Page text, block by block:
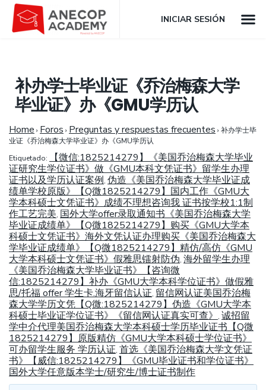
INICIAR SESIÓN
补办学士毕业证《乔治梅森大学
毕业证》办《GMU学历认
Home › Foros › Preguntas y respuestas frecuentes › 补办学士毕
业证《乔治梅森大学毕业证》办《GMU学历认
Etiquetado:
【微信:1825214279】《美国乔治梅森大学毕业
证研究生学位证书》做《GMU本科文凭证书》留学生办理
证书以及学历认证案例, 伪造《美国乔治梅森大学毕业证成
绩单学校原版》【Q微1825214279】国内工作《GMU大
学本科硕士文凭证书》成绩不理想咨询我 证书按学校1:1制
作工艺完美, 国外大学offer录取通知书《美国乔治梅森大学
毕业证成绩单》【Q微1825214279】购买《GMU大学本
科硕士文凭证书》海外文凭认证办理购买《美国乔治梅森大
学毕业证成绩单》【Q微1825214279】精仿/高仿《GMU
大学本科硕士文凭证书》假雅思镭射防伪, 海外留学生办理
《美国乔治梅森大学毕业证书》【咨询微
信:1825214279】补办《GMU大学本科学位证书》做假雅
思/托福 offer 学生卡.海牙留信认证, 留信网认证美国乔治梅
森大学学历文凭【Q微:1825214279】伪造《GMU大学本
科硕士毕业证学位证书》《留信网认证真实可查》
, 诚招留
学中介代理美国乔治梅森大学本科硕士学历毕业证书【Q微
1825214279】原版精仿《GMU大学本科硕士学位证书》
可办留学生服务 学历认证, 首选《美国乔治梅森大学文凭证
书》【威信:1825214279】《GMU毕业证书和学位证书》
国外大学任意版本学士/研究生/博士证书制作